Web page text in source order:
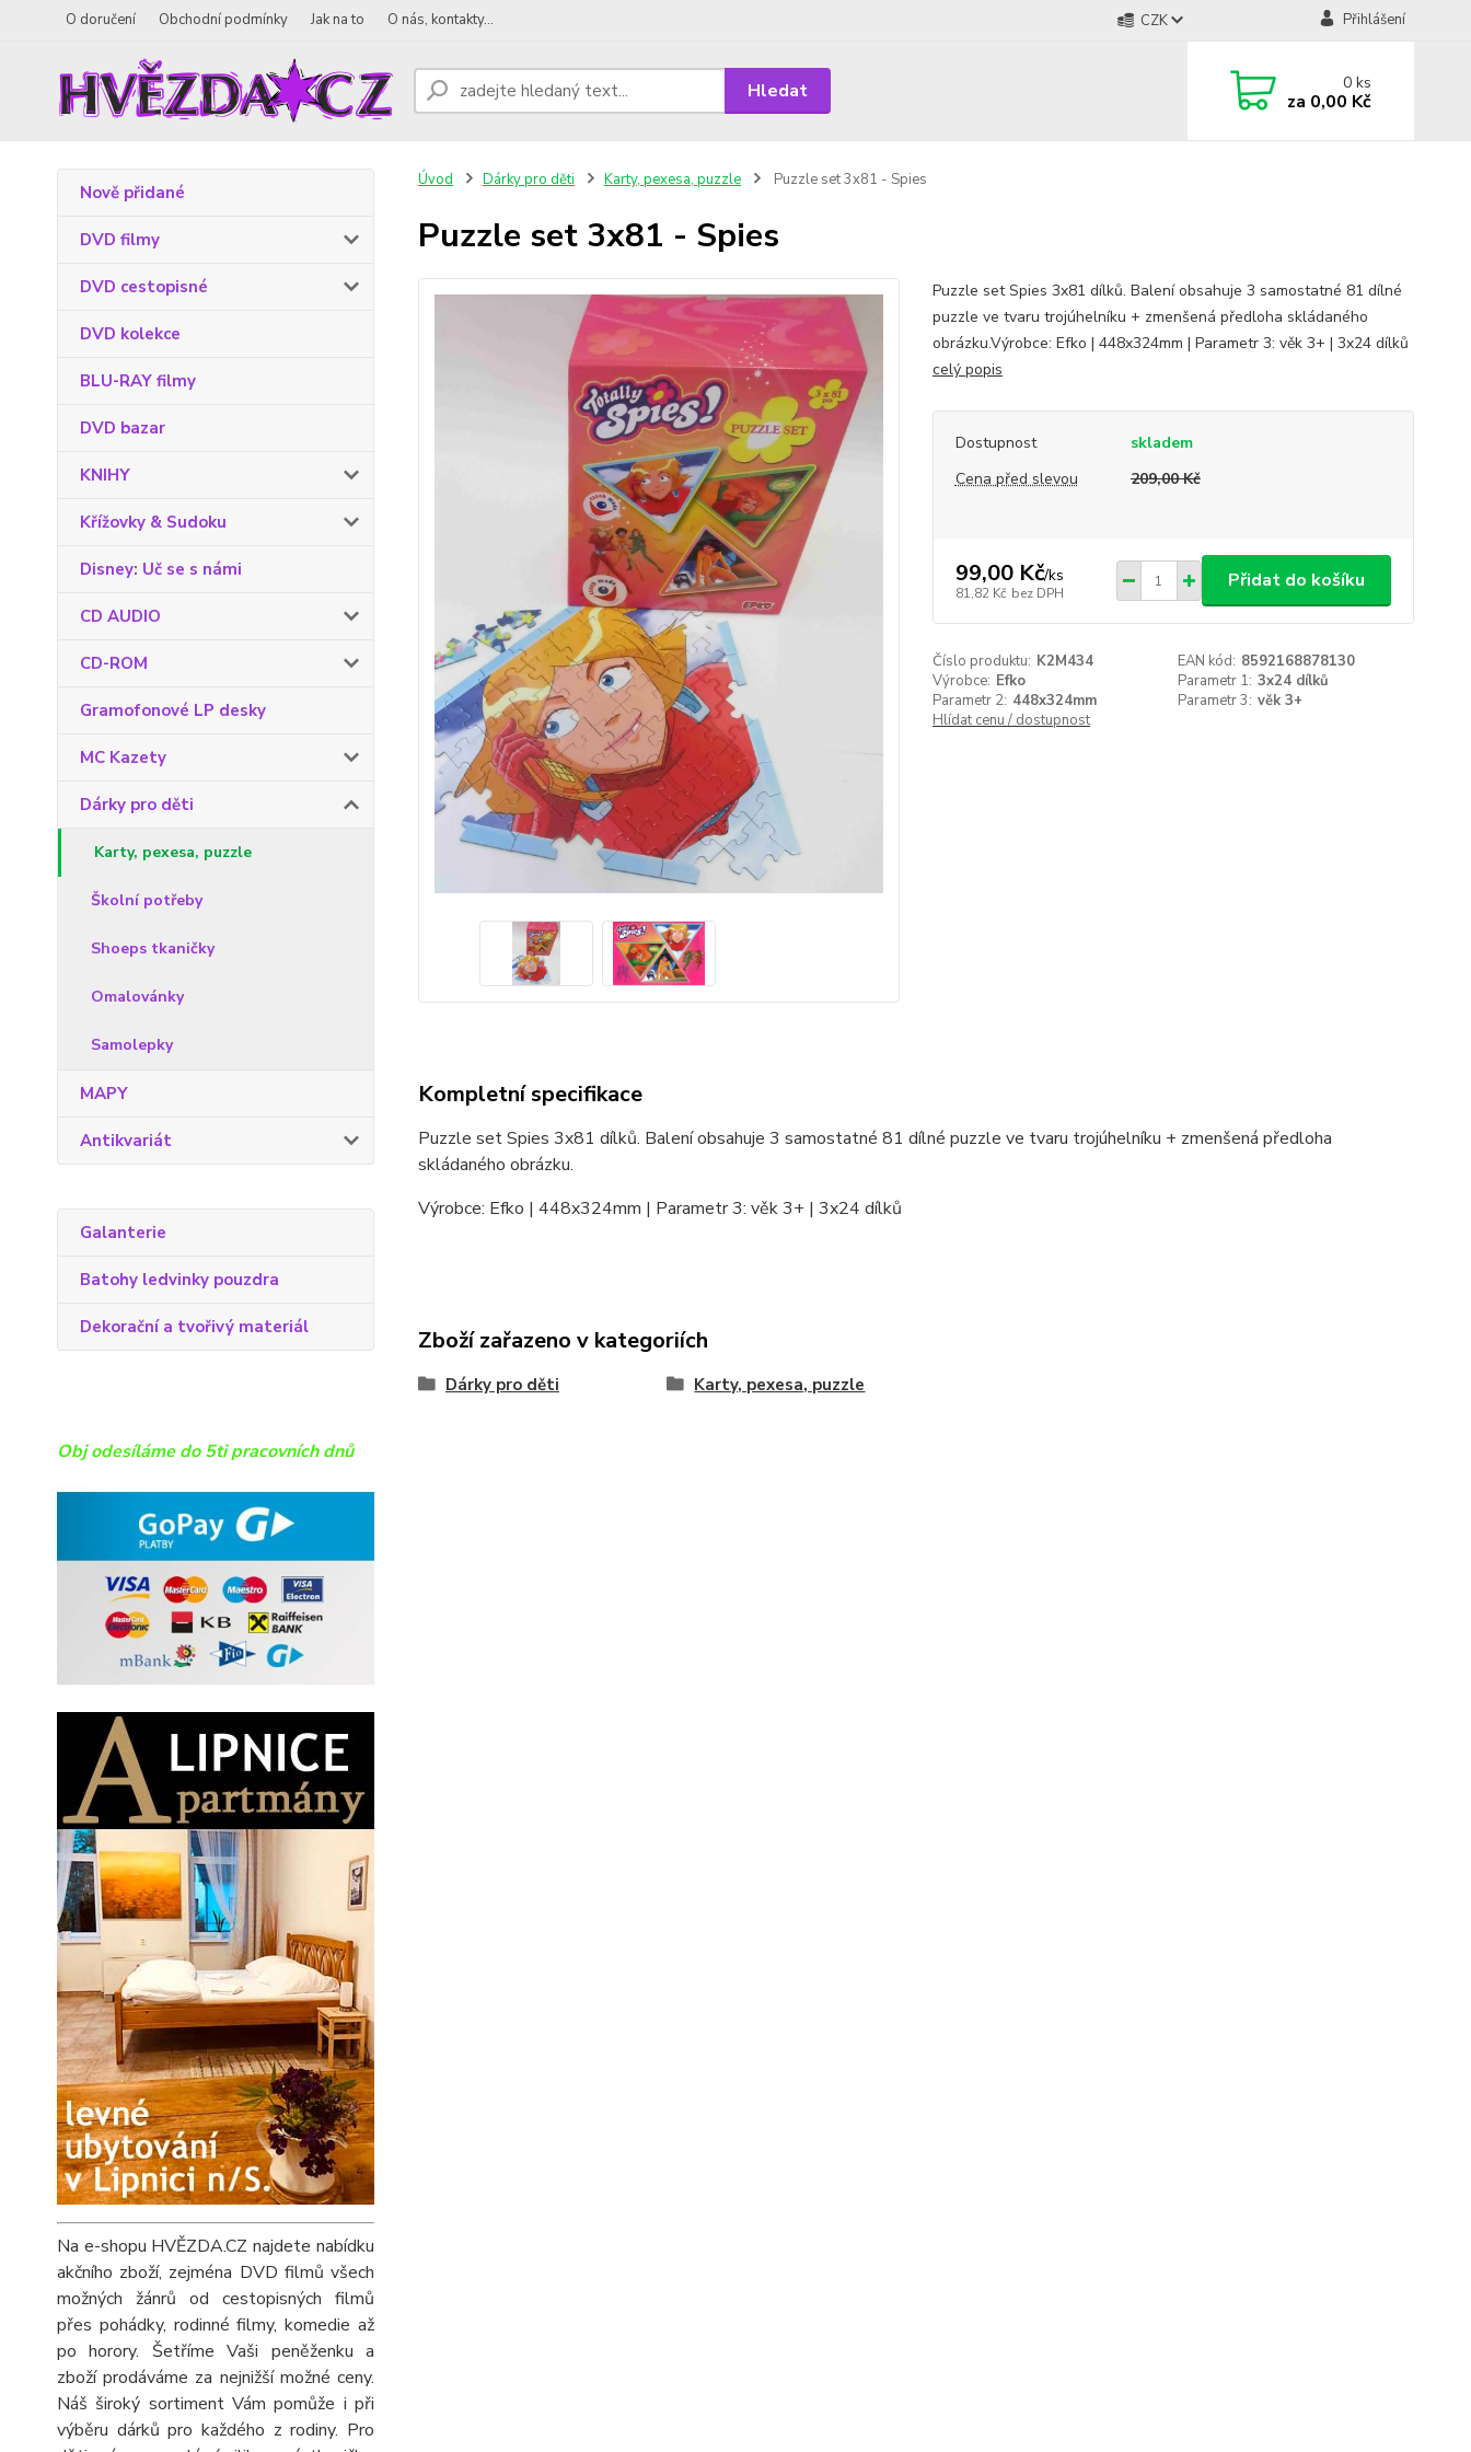
O doručení Obchodní podmínky Jak na to O nás, kontakty... CZK Přihlášení
Hledat 0ks
za 0,00 Kč
Nově přidané
DVD filmy
DVD cestopisné
DVD kolekce
BLU-RAY filmy
DVD bazar
KNIHY
Křížovky & Sudoku
Disney: Uč se s námi
CD AUDIO
CD-ROM
Gramofonové LP desky
MC Kazety
Dárky pro děti
Karty, pexesa, puzzle
Školní potřeby
Shoeps tkaničky
Omalovánky
Samolepky
MAPY
Antikvariát
Galanterie
Batohy ledvinky pouzdra
Dekorační a tvořivý materiál
Obj odesíláme do 5ti pracovních dnů
Na e-shopu HVĚZDA.CZ najdete nabídku
akčního zboží, zejména DVD filmů všech
možných žánrů od cestopisných filmů
přes pohádky, rodinné filmy, komedie až
po horory. Šetříme Vaši peněženku a
zboží prodáváme za nejnižší možné ceny.
Náš široký sortiment Vám pomůže i při
výběru dárků pro každého z rodiny. Pro
Úvod Dárky pro děti Karty, pexesa, puzzle Puzzle set 3x81 - Spies
Puzzle set 3x81 - Spies
Puzzle set Spies 3x81 dílků. Balení obsahuje 3 samostatné 81 dílné
puzzle ve tvaru trojúhelníku + zmenšená předloha skládaného
obrázku.Výrobce: Efko | 448x324mm | Parametr 3: věk 3+ | 3x24 dílků
celý popis
Dostupnost
skladem
Cena před slevou
209,00 Kč
99,00 Kč/ks
81,82 Kč bez DPH
Přidat do košíku
Číslo produktu: K2M434 EAN kód: 8592168878130
Výrobce: Efko Parametr 1: 3x24 dílků
Parametr 2: 448x324mm Parametr 3: věk 3+
Hlídat cenu / dostupnost
Kompletní specifikace
Puzzle set Spies 3x81 dílků. Balení obsahuje 3 samostatné 81 dílné puzzle ve tvaru trojúhelníku + zmenšená předloha
skládaného obrázku.
Výrobce: Efko | 448x324mm | Parametr 3: věk 3+ | 3x24 dílků
Zboží zařazeno v kategoriích
Dárky pro děti Karty, pexesa, puzzle